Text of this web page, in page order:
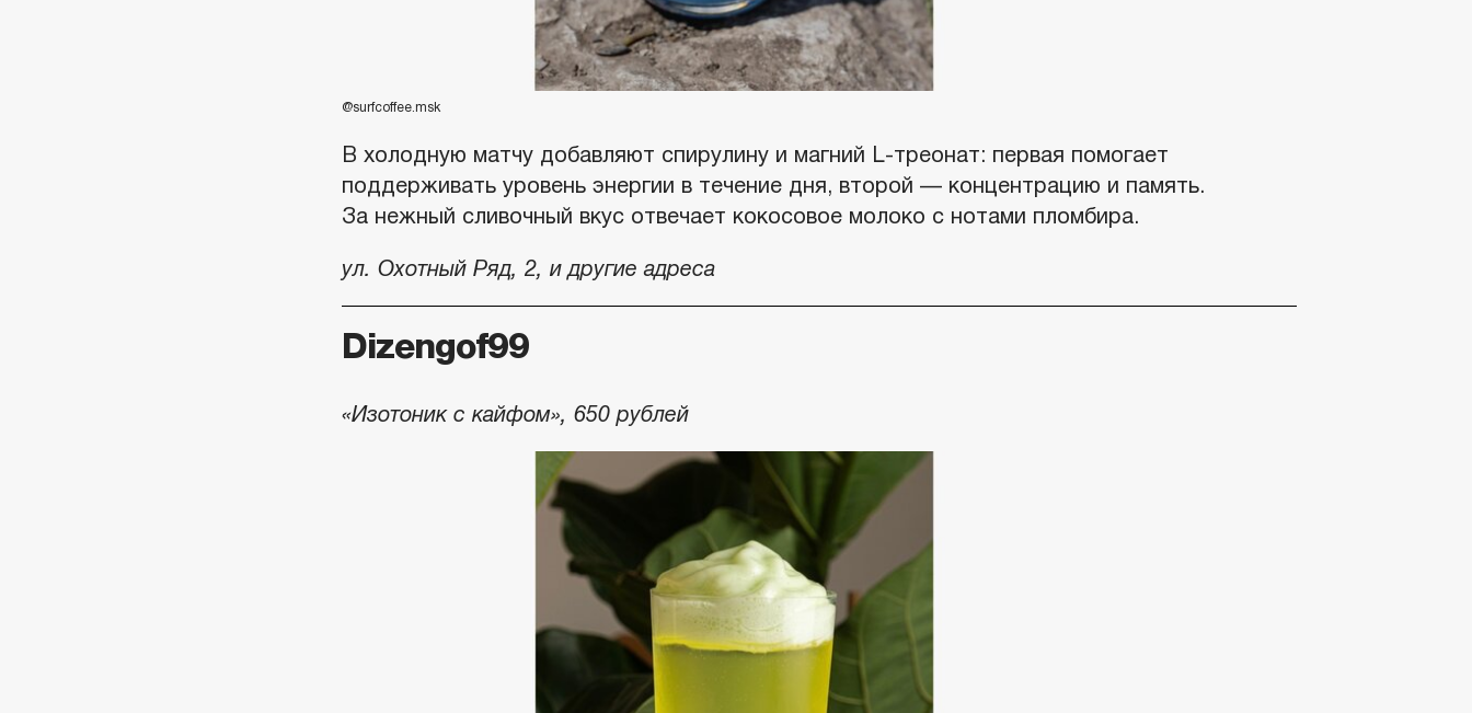
@surfcoffee.msk
В холодную матчу добавляют спирулину и магний L-треонат: первая помогает
поддерживать уровень энергии в течение дня, второй — концентрацию и память.
За нежный сливочный вкус отвечает кокосовое молоко с нотами пломбира.
ул. Охотный Ряд, 2, и другие адреса
Dizengof99
«Изотоник с кайфом», 650 рублей